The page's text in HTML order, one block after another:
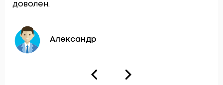
доволен.
Александр